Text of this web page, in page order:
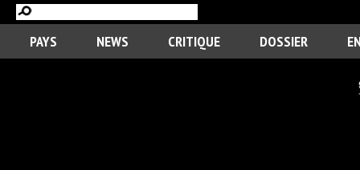
PAYS NEWS CRITIQUE DOSSIER